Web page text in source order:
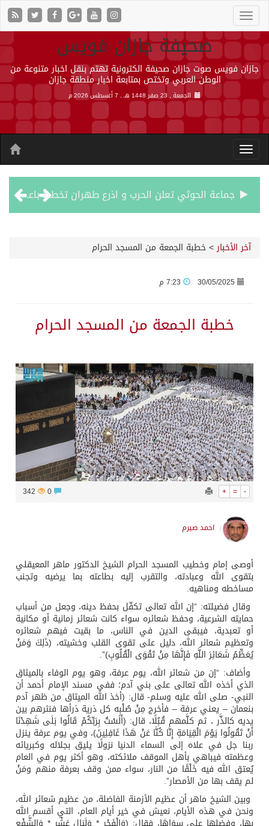
صحيفة جازان فويس
جازان فويس صوت جازان صحيفة الكترونية تهتم بنقل اخبار متنوعة من
الوطن العربي وتختص بمتابعة اخبار منطقة جازان
الجمعة , 23 صفر 1448 هـ , 7 أغسطس 2026 م
جماعة الحوثي تعلن الحرب و اذرع طهران تخطط باعمال ارهابية واسعة تطال دول الشرق الاوسط
التحالف: إصابة (11) مدنياً في نجران نتيجة اعتداءات حوثية إرهابية
التحالف يعزي الحكومة اليمنية في استشهاد قوات يمنية جراء هجوم حوثي غادر
حالة الطقس المتوقعة اليوم في المملكة
آخر الأخبار>خطبة الجمعة من المسجد الحرام
30/05/2025
خطبة الجمعة من المسجد الحرام
+ = -
342
احمد صيرم
أوصى إمام وخطيب المسجد الحرام الشيخ الدكتور ماهر المعيقلي
بتقوى الله وعبادته، والتقرب إليه بطاعته بما يرضيه وتجنب
مساخطه ومناهيه.
وقال فضيلته: “إن الله تعالى تكفّل بحفظ دينه، وجعل من أسباب
حمايته الشرعية، وحفظ شعائره سواء كانت شعائر زمانية أو مكانية
أو تعبدية، فيبقى الدين في الناس، ما بقيت فيهم شعائره
وتعظيم شعائر الله، دليل على تقوى القلب وخشيته، (ذَلِكَ وَمَنْ
يُعَظِّمُ شَعَائِرَ اللَّهِ فَإِنَّهَا مِنْ تَقْوَى الْقُلُوبِ)”.
وأضاف: “إن من شعائر الله، يوم عرفة، وهو يوم الوفاء بالميثاق
الذي أخذه الله تعالى على بني آدم؛ ففي مسند الإمام أحمد أن
النبي- صلى الله عليه وسلم- قال: (أخذ الله الميثاق من ظهر آدم
بنعمان – يعني عرفة – فأخرج مِنْ صُلْبِه كل ذرية ذرأها فنثرهم بين
يديه كالذَّر ، ثم كلَّمهم قُبُلًا، قال: (أَلَسْتُ بِرَبِّكُمْ قَالُوا بَلَى شَهِدْنَا
أَنْ تَقُولُوا يَوْمَ الْقِيَامَةِ إِنَّا كُنَّا عَنْ هَذَا غَافِلِينَ)، وفي يوم عرفة ينزل
ربنا جل في علاه إلى السماء الدنيا نزولًا يليق بجلاله وكبريائه
وعظمته فيباهي بأهل الموقف ملائكته، وهو أكثر يوم في العام
يُعتق الله فيه خَلْقًا من النار، سواء ممن وقف بعرفة منهم ومَنْ
لم يقف بها من الأمصار”.
وبين الشيخ ماهر أن عظيم الأزمنة الفاضلة، من عظيم شعائر الله،
ونحن في هذه الأيام، نعيش في خير أيام العام، التي أقسم الله